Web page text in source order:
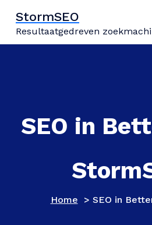
inhoud
springen
StormSEO
Resultaatgedreven
SEO in
Home > SEO in